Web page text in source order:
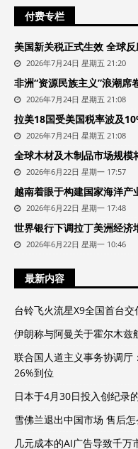
付费专栏
美国新关税正式生效 全球
2026年7月24日 星期五 21:20
非洲“资源民族主义”浪潮席
2026年7月24日 星期五 21:08
拉美18国受美国税率波及
2026年7月24日 星期五 21:08
全球木材及木制品市场规模
2026年6月22日 星期一 17:57
越南着眼于构建国家海洋产
2026年6月22日 星期一 17:48
世界银行下调拉丁美洲经济
2026年6月22日 星期一 10:46
最新内容
台铃飞火流星X9全国首台
伊朗称与阿曼关于霍尔木兹
联合国人道主义事务协调
26%到位
日本于4月30日投入创纪录
雪佛兰退出中国市场 售后
几元成本的AI广告导致千万